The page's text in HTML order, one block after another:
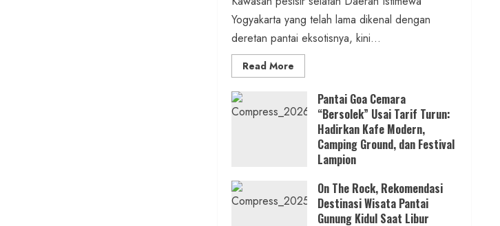
Berita KUA Semugih, DIY
Keutamaan Sholawat dan Kunci
Hidup Tenang Jadi Materi Utama
Pengajian Aparat Margosari
Posted on 13 jam ago
Kebakaran Hanguskan Kantin dan
Gudang SD Negeri 1 Jerukan, Polsek
Yogyakarta yang telah lama dikenal dengan
deretan pantai eksotisnya, kini...
Read More
more
ROCK
Gunungkidul
Hadirkan
Konsep
Padukan
Keindahan
Wisata
Kekinian
Pantai Goa Cemara
“Bersolek” Usai Tarif Turun:
Hadirkan Kafe Modern,
Camping Ground, dan Festival
Lampion
On The Rock, Rekomendasi
Destinasi Wisata Pantai
Gunung Kidul Saat Libur